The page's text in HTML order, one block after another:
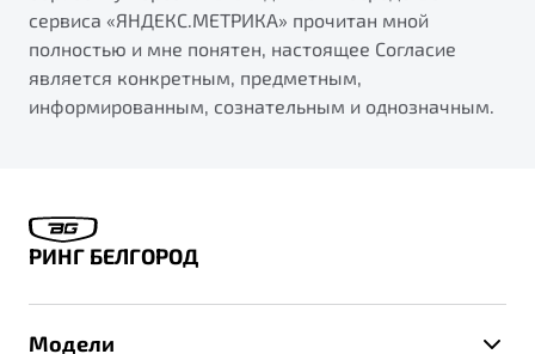
сервиса «ЯНДЕКС.МЕТРИКА» прочитан мной
полностью и мне понятен, настоящее Согласие
является конкретным, предметным,
информированным, сознательным и однозначным.
РИНГ БЕЛГОРОД
Модели